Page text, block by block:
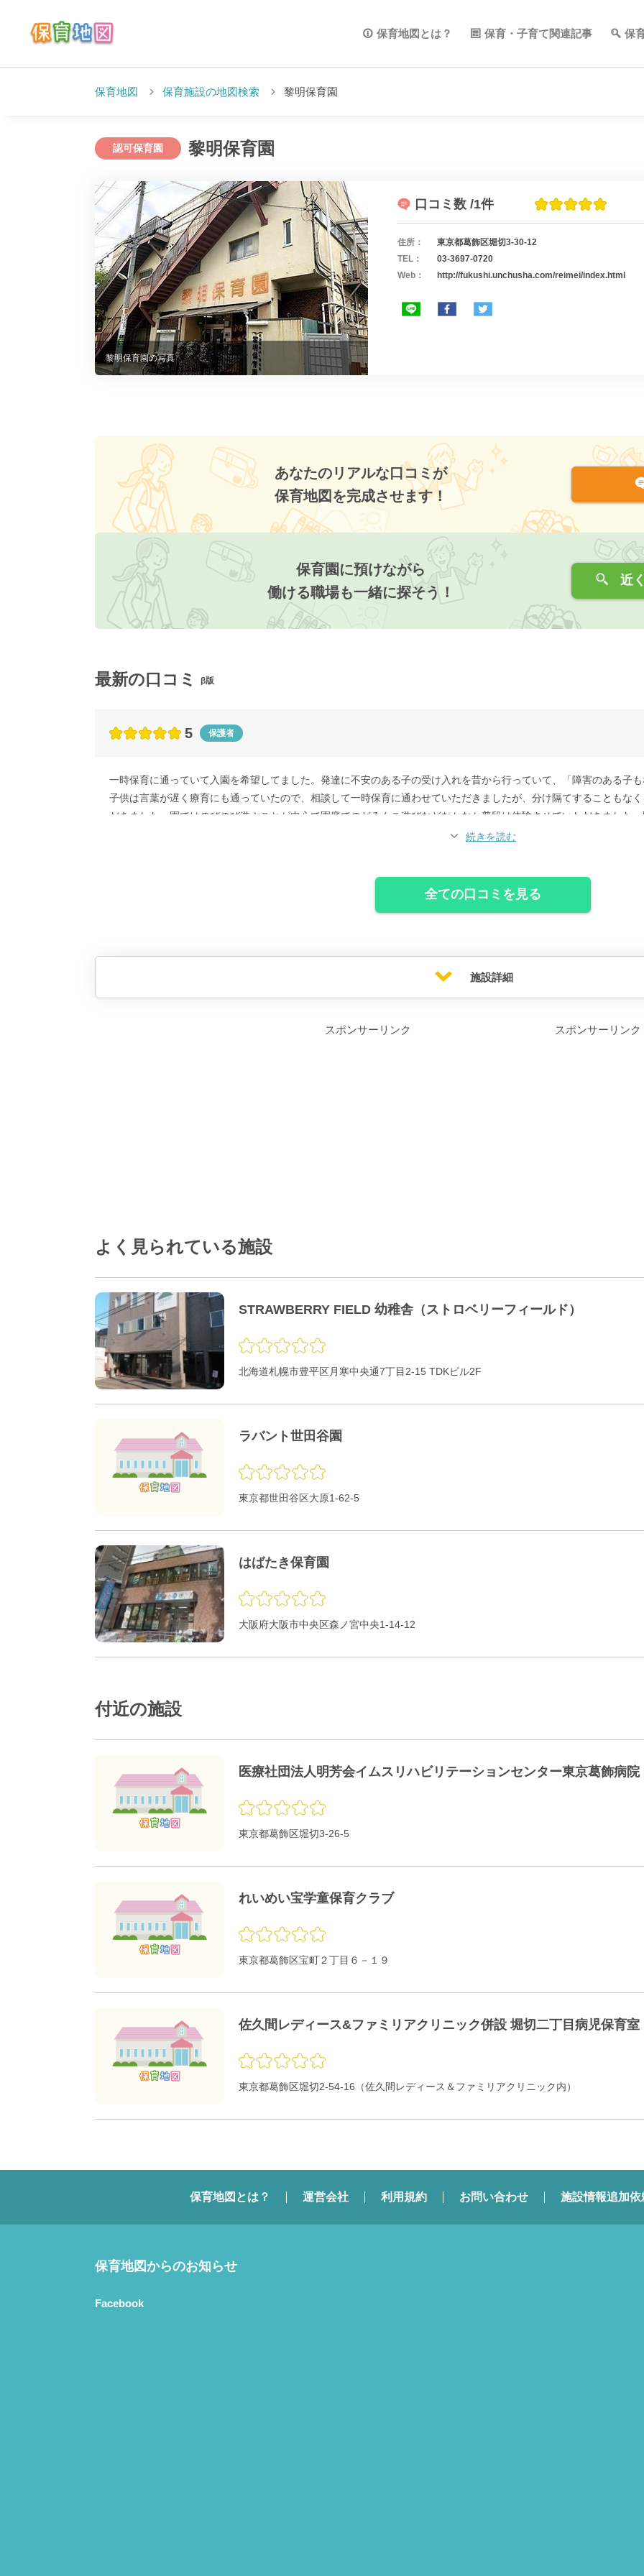
保育地図とは？ 保育・子育て関連記事 保
保育地図 保育施設の地図検索 黎明保育園
認可保育園 黎明保育園
黎明保育園の写真
口コミ数 /1件
住所：
東京都葛飾区堀切3-30-12
TEL：
03-3697-0720
Web：
http://fukushi.unchusha.com/reimei/index.html
あなたのリアルな口コミが
保育地図を完成させます！
保育園に預けながら
働ける職場も一緒に探そう！
近
最新の口コミ β版
5 保護者
一時保育に通っていて入園を希望してました。発達に不安のある子の受け入れを昔から行っていて、「障害のある子
子供は言葉が遅く療育にも通っていたので、相談して一時保育に通わせていただきましたが、分け隔てすることもな
だきました。園ではのびのび遊ぶことが中心で園庭でのどろんこ遊びなどなかなか普段は体験させていただきました
幼稚園に入ることになりましたが、その後も幼稚園の夏休み期間などは一時保育で引き続きお世話になることが出来
続きを読む
全ての口コミを見る
施設詳細
スポンサーリンク スポンサーリンク
よく見られている施設
STRAWBERRY FIELD 幼稚舎（ストロベリーフィールド）
北海道札幌市豊平区月寒中央通7丁目2-15 TDKビル2F
ラバント世田谷園
東京都世田谷区大原1-62-5
はばたき保育園
大阪府大阪市中央区森ノ宮中央1-14-12
付近の施設
医療社団法人明芳会イムスリハビリテーションセンター東京葛飾病
東京都葛飾区堀切3-26-5
れいめい宝学童保育クラブ
東京都葛飾区宝町２丁目６－１９
佐久間レディース&ファミリアクリニック併設 堀切二丁目病児保育室
東京都葛飾区堀切2-54-16（佐久間レディース＆ファミリアクリニック内）
保育地図とは？ 運営会社 利用規約 お問い合わせ 施設情報追加依
保育地図からのお知らせ
Facebook